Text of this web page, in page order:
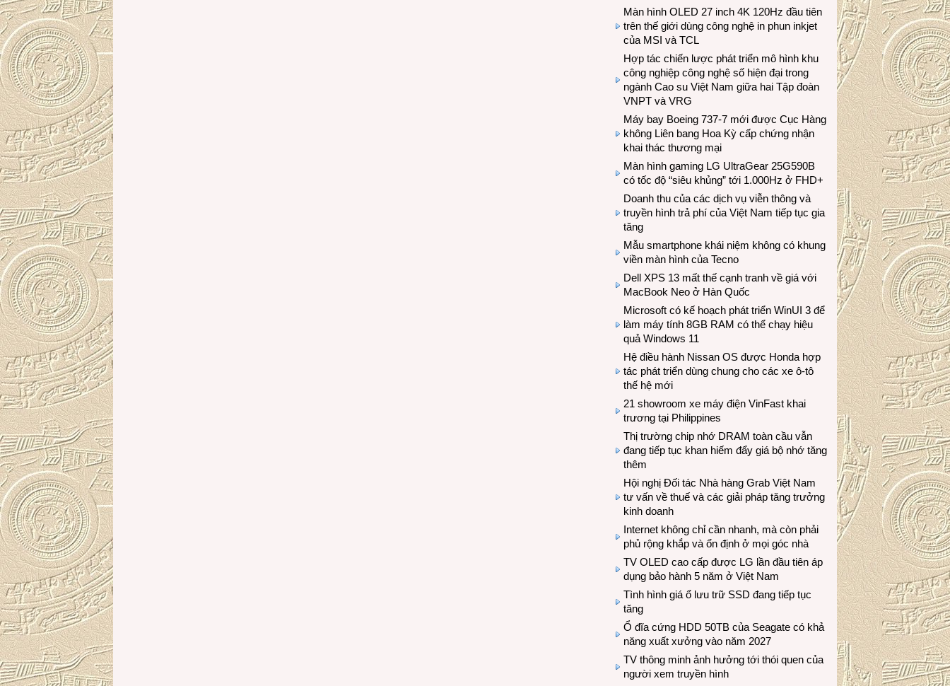
Màn hình OLED 27 inch 4K 120Hz đầu tiên
trên thế giới dùng công nghệ in phun inkjet
của MSI và TCL
Hợp tác chiến lược phát triển mô hình khu
công nghiệp công nghệ số hiện đại trong
ngành Cao su Việt Nam giữa hai Tập đoàn
VNPT và VRG
Máy bay Boeing 737-7 mới được Cục Hàng
không Liên bang Hoa Kỳ cấp chứng nhận
khai thác thương mại
Màn hình gaming LG UltraGear 25G590B
có tốc độ “siêu khủng” tới 1.000Hz ở FHD+
Doanh thu của các dịch vụ viễn thông và
truyền hình trả phí của Việt Nam tiếp tục gia
tăng
Mẫu smartphone khái niệm không có khung
viền màn hình của Tecno
Dell XPS 13 mất thế cạnh tranh về giá với
MacBook Neo ở Hàn Quốc
Microsoft có kế hoạch phát triển WinUI 3 để
làm máy tính 8GB RAM có thể chạy hiệu
quả Windows 11
Hệ điều hành Nissan OS được Honda hợp
tác phát triển dùng chung cho các xe ô-tô
thế hệ mới
21 showroom xe máy điện VinFast khai
trương tại Philippines
Thị trường chip nhớ DRAM toàn cầu vẫn
đang tiếp tục khan hiếm đẩy giá bộ nhớ tăng
thêm
Hội nghị Đối tác Nhà hàng Grab Việt Nam
tư vấn về thuế và các giải pháp tăng trưởng
kinh doanh
Internet không chỉ cần nhanh, mà còn phải
phủ rộng khắp và ổn định ở mọi góc nhà
TV OLED cao cấp được LG lần đầu tiên áp
dụng bảo hành 5 năm ở Việt Nam
Tình hình giá ổ lưu trữ SSD đang tiếp tục
tăng
Ổ đĩa cứng HDD 50TB của Seagate có khả
năng xuất xưởng vào năm 2027
TV thông minh ảnh hưởng tới thói quen của
người xem truyền hình